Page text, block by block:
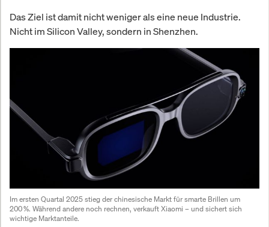
Das Ziel ist damit nicht weniger als eine neue Industrie.
Nicht im Silicon Valley, sondern in Shenzhen.
Im ersten Quartal 2025 stieg der chinesische Markt für smarte Brillen um
200 %. Während andere noch rechnen, verkauft Xiaomi – und sichert sich
wichtige Marktanteile.